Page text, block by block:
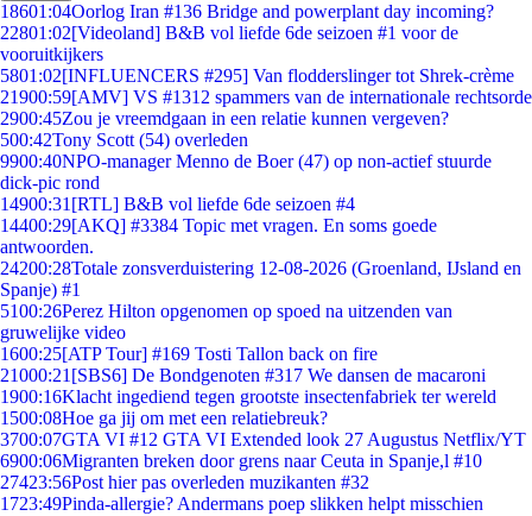
18601:04Oorlog Iran #136 Bridge and powerplant day incoming?
22801:02[Videoland] B&B vol liefde 6de seizoen #1 voor de
vooruitkijkers
5801:02[INFLUENCERS #295] Van flodderslinger tot Shrek-crème
21900:59[AMV] VS #1312 spammers van de internationale rechtsorde
2900:45Zou je vreemdgaan in een relatie kunnen vergeven?
500:42Tony Scott (54) overleden
9900:40NPO-manager Menno de Boer (47) op non-actief stuurde
dick-pic rond
14900:31 [RTL] B&B vol liefde 6de seizoen #4
14400:29[AKQ] #3384 Topic met vragen. En soms goede
antwoorden.
24200:28Totale zonsverduistering 12-08-2026 (Groenland, IJsland en
Spanje) #1
5100:26Perez Hilton opgenomen op spoed na uitzenden van
gruwelijke video
1600:25[ATP Tour] #169 Tosti Tallon back on fire
21000:21 [SBS6] De Bondgenoten #317 We dansen de macaroni
1900:16Klacht ingediend tegen grootste insectenfabriek ter wereld
1500:08Hoe ga jij om met een relatiebreuk?
3700:07GTA VI #12 GTA VI Extended look 27 Augustus Netflix/YT
6900:06Migranten breken door grens naar Ceuta in Spanje,l #10
27423:56Post hier pas overleden muzikanten #32
1723:49Pinda-allergie? Andermans poep slikken helpt misschien